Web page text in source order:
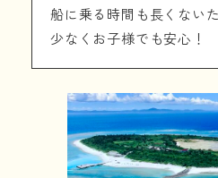
船に乗る時間も長くない
少なくお子様でも安心！